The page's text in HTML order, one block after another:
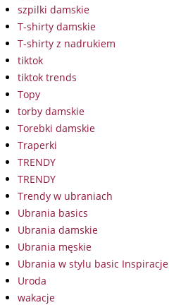
szpilki damskie
T-shirty damskie
T-shirty z nadrukiem
tiktok
tiktok trends
Topy
torby damskie
Torebki damskie
Traperki
TRENDY
TRENDY
Trendy w ubraniach
Ubrania basics
Ubrania damskie
Ubrania męskie
Ubrania w stylu basic Inspiracje
Uroda
wakacje